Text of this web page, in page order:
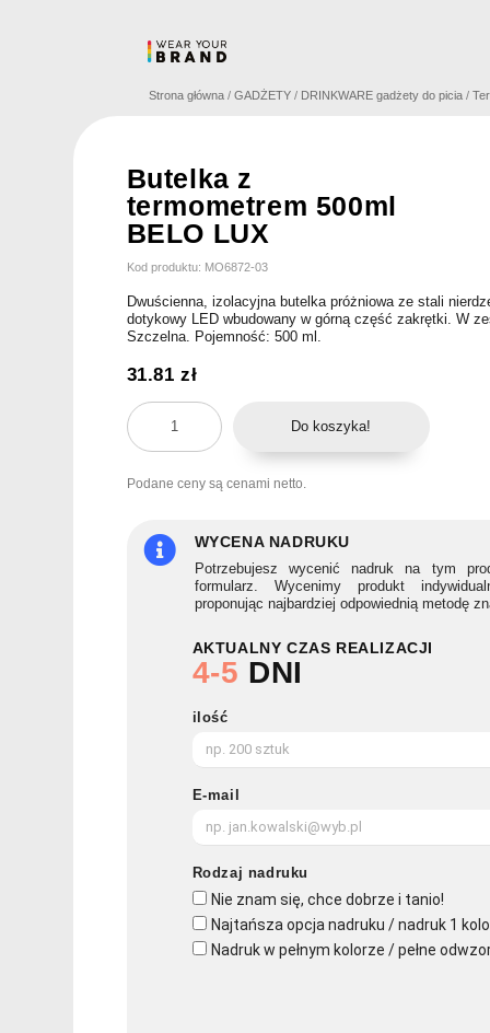
Strona główna /GADŻETY / DRINKWARE gadżety do picia /
Butelka z
termometrem 500ml
BELO LUX
Kod produktu: MO6872-03
Dwuścienna, izolacyjna butelka próżniowa ze stali
dotykowy LED wbudowany w górną część zakrętki. W
Szczelna. Pojemność: 500 ml.
31.81zł
ilość
Butelka
termometrem
BELO
LUX
Do koszyka!
Podane ceny są cenami netto.
WYCENA NADRUKU
Potrzebujesz wycenić nadruk na tym
formularz. Wycenimy produkt
proponując najbardziej odpowiednią metodę
AKTUALNY CZAS REALIZACJI
4-5 DNI
ilość
E-mail
Rodzaj nadruku
Nie znam się, chce dobrze i tanio!
Najtańsza opcja nadruku / nadruk 1
Nadruk w pełnym kolorze / pełne